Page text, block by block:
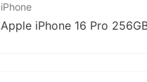
iPhone
Apple iPhone 16 Pro